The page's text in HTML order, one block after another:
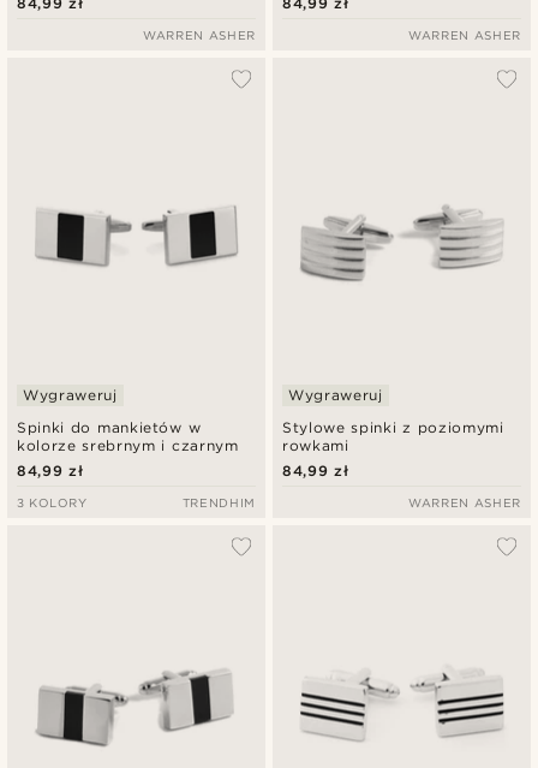
WARREN ASHER WARREN ASHER
Spinki do mankietów w
kolorze srebrnym i czarnym
Wygraweruj
84,99 zł
3 KOLORY TRENDHIM
Stylowe spinki z poziomymi
rowkami
Wygraweruj
84,99 zł
WARREN ASHER